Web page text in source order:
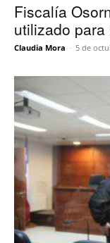
Fiscalía
utilizado
Claudia Mora - 5 de